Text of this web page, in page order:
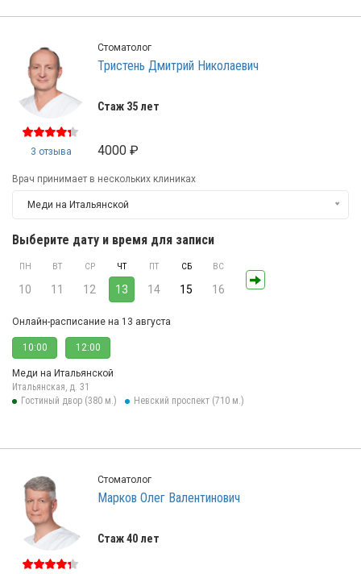
3 отзыва
Стоматолог
Тристень Дмитрий Николаевич
Стаж 35 лет
4000 ₽
Врач принимает в нескольких клиниках
Меди на Итальянской
Выберите дату и время для записи
ПН
10
ВТ
11
СР
12
ЧТ
13
ПТ
14
СБ
15
ВС
16
Онлайн-расписание на 13 августа
10:00 12:00
Меди на Итальянской
Итальянская, д. 31
Гостиный двор (380 м.)
Невский проспект (710 м.)
Стоматолог
Марков Олег Валентинович
Стаж 40 лет